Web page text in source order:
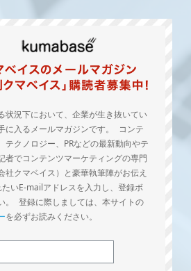
状況下において、企業が生き抜いてい
に入るメールマガジンです。 コンテ
テクノロジー、PRなどの最新動向やテ
者でコンテンツマーケティングの専門
社クマベイス）と豪華執筆陣がお伝え
いE-mailアドレスを入力し、登録ボ
。 登録に際しましては、本サイトの
を必ずお読みください。